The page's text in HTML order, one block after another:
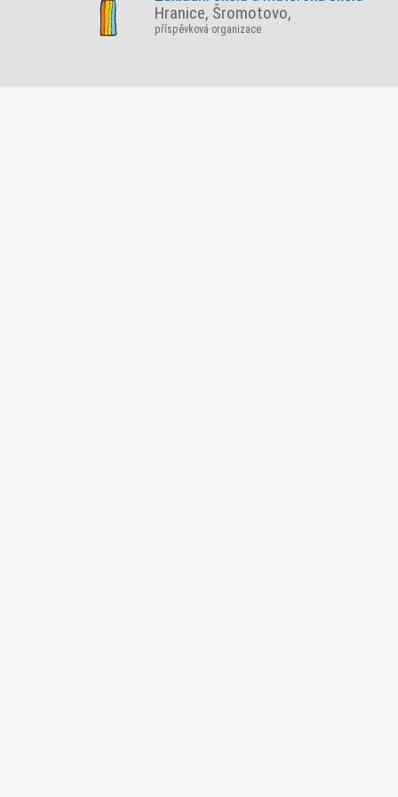
Hranice, Šromotovo,
příspěvková organizace